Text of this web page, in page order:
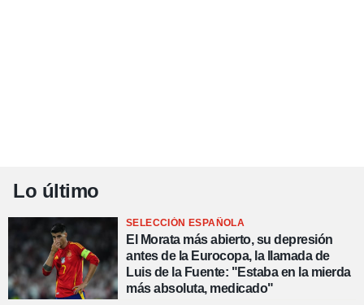
Lo último
SELECCIÓN ESPAÑOLA
El Morata más abierto, su depresión
antes de la Eurocopa, la llamada de
Luis de la Fuente: "Estaba en la mierda
más absoluta, medicado"